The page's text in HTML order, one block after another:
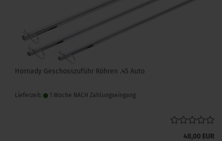
Hornady Geschosszuführ Röhren .45 Auto
Lieferzeit: 1 Woche NACH Zahlungseingang
48,00 EUR